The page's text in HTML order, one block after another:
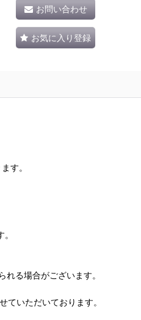
お問い合わせ
お気に入り登録
す。
る場合がございます。
ていただいております。